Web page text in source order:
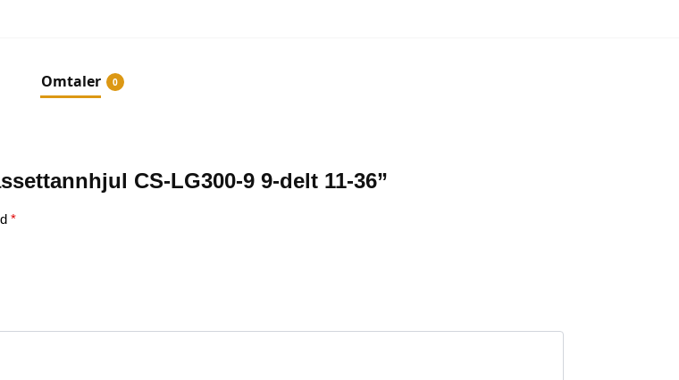
Omtaler 0
CS-LG300-9 9-delt 11-36”
*